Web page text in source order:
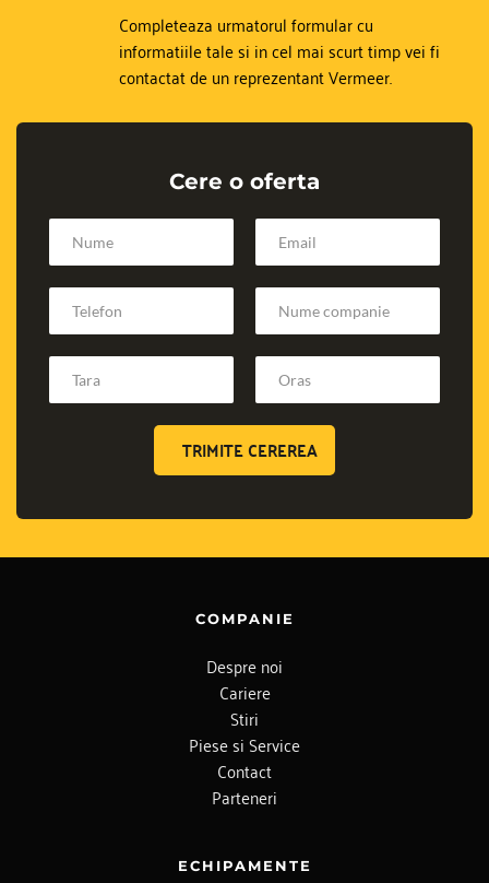
Completeaza urmatorul formular cu
informatiile tale si in cel mai scurt timp vei fi
contactat de un reprezentant Vermeer.
Cere o oferta
TRIMITE CEREREA
COMPANIE
Despre noi
Cariere
Stiri
Piese si Service
Contact
Parteneri
ECHIPAMENTE